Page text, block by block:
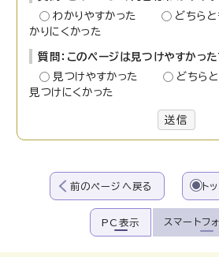
わかりやすかった
どちら
かりにくかった
質問：このページは見つけやすかっ
見つけやすかった
どちら
見つけにくかった
送信
前のページへ戻る ト
PC表示 スマートフ